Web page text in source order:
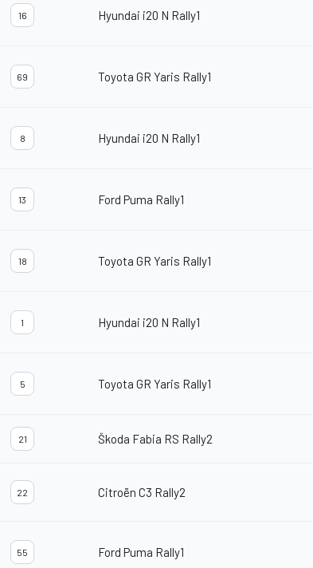
16 Hyundai i20 N Rally1
69 Toyota GR Yaris Rally1
8 Hyundai i20 N Rally1
13 Ford Puma Rally1
18 Toyota GR Yaris Rally1
1 Hyundai i20 N Rally1
5 Toyota GR Yaris Rally1
21 Škoda Fabia RS Rally2
22 Citroën C3 Rally2
55 Ford Puma Rally1